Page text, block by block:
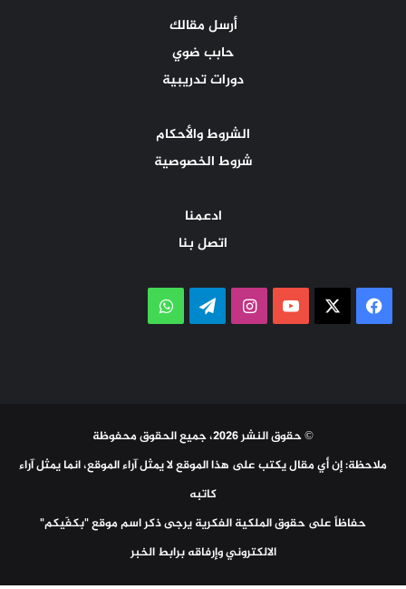
أرسل مقالك
حابب ضوي
دورات تدريبية
الشروط والأحكام
شروط الخصوصية
ادعمنا
اتصل بنا
فيسبوك ‫YouTubeانستقرامتيلقرامواتساب
© حقوق النشر 2026، جميع الحقوق محفوظة
ملاحظة: إن أي مقال يكتب على هذا الموقع لا يمثل آراء الموقع، انما يمثل آراء
كاتبه
حفاظاً على حقوق الملكية الفكرية يرجى ذكر اسم موقع "بكفّيكم"
الالكتروني وإرفاقه برابط الخبر